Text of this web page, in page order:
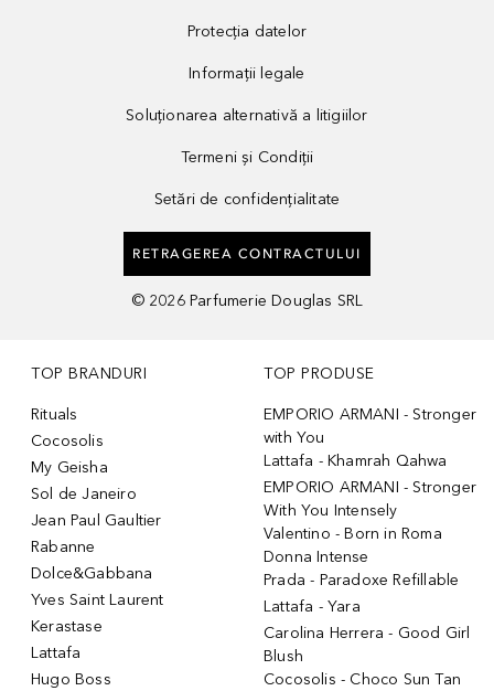
Protecția datelor
Informații legale
Soluționarea alternativă a litigiilor
Termeni și Condiții
Setări de confidențialitate
RETRAGEREA CONTRACTULUI
© 2026 Parfumerie Douglas SRL
TOP BRANDURI
Rituals
Cocosolis
My Geisha
Sol de Janeiro
Jean Paul Gaultier
Rabanne
Dolce&Gabbana
Yves Saint Laurent
Kerastase
Lattafa
Hugo Boss
TOP PRODUSE
EMPORIO ARMANI - Stronger
with You
Lattafa - Khamrah Qahwa
EMPORIO ARMANI - Stronger
With You Intensely
Valentino - Born in Roma
Donna Intense
Prada - Paradoxe Refillable
Lattafa - Yara
Carolina Herrera - Good Girl
Blush
Cocosolis - Choco Sun Tan